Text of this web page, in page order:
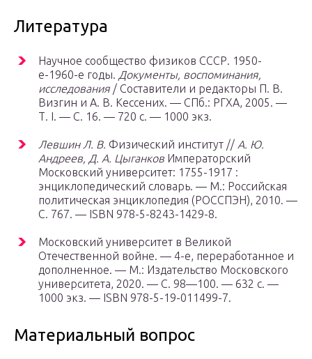
Литература
Научное сообщество физиков СССР. 1950-
е-1960-е годы. Документы, воспоминания,
исследования / Составители и редакторы П. В.
Визгин и А. В. Кессених. — СПб.: РГХА, 2005. —
Т. I. — С. 16. — 720 с. — 1000 экз.
Левшин Л. В. Физический институт // А. Ю.
Андреев, Д. А. Цыганков Императорский
Московский университет: 1755-1917 :
энциклопедический словарь. — М.: Российская
политическая энциклопедия (РОССПЭН), 2010. —
С. 767. — ISBN 978-5-8243-1429-8.
Московский университет в Великой
Отечественной войне. — 4-е, переработанное и
дополненное. — М.: Издательство Московского
университета, 2020. — С. 98—100. — 632 с. —
1000 экз. — ISBN 978-5-19-011499-7.
Материальный вопрос